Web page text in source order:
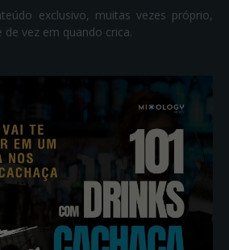
exclusivo, muitas vezes próprio,
vez em quando crica.